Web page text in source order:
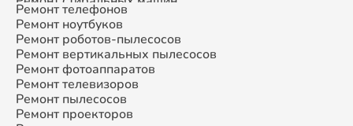
Ремонт микроволновых печей
Ремонт смарт-часов
Ремонт атс
Ремонт сплит-систем
Ремонт телефонов
Ремонт ноутбуков
Ремонт роботов-пылесосов
Ремонт вертикальных пылесосов
Ремонт фотоаппаратов
Ремонт телевизоров
Ремонт пылесосов
Ремонт проекторов